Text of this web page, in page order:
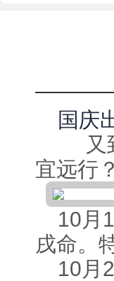
犯煞日不可开庚
安祖坟用丁已日
如何看葬山的日
择日子辟邪
寅甲一方的好吉
国庆
又
宜远行
10月
戌命。
10月